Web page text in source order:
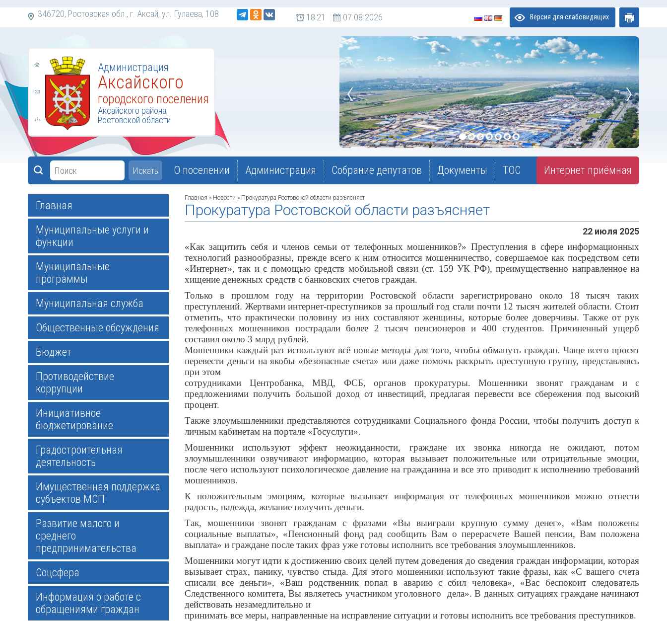
346720, Ростовская обл., г. Аксай, ул. Гулаева, 108 18 21 07.08.2026 Версия для слабовидящих
Администрация
Аксайского
городского поселения
Аксайского района
Ростовской области
Искать О поселении Администрация Собрание депутатов Документы ТОС Интернет приёмная
Главная
Муниципальные услуги и
функции
Муниципальные
программы
Муниципальная служба
Общественные обсуждения
Бюджет
Противодействие
коррупции
Инициативное
бюджетирование
Градостроительная
деятельность
Имущественная поддержка
субъектов МСП
Развитие малого и
среднего
предпринимательства
Соцсфера
Информация о работе с
обращениями граждан
Главная » Новости » Прокуратура Ростовской области разъясняет
Прокуратура Ростовской области разъясняет
22 июля 2025
«Как защитить себя и членов семьи от телефонных мошенников?» Преступления в сфере информационных
технологий разнообразны, прежде всего к ним относится мошенничество, совершаемое как посредством сети
«Интернет», так и с помощью средств мобильной связи (ст. 159 УК РФ), преимущественно направленное на
хищение денежных средств с банковских счетов граждан.
Только в прошлом году на территории Ростовской области зарегистрировано около 18 тысяч таких
преступлений. Жертвами интернет-преступников за прошлый год стали почти 12 тысяч жителей области. Стоит
отметить, что практически половину из них составляют женщины, которые более доверчивы. Также от рук
телефонных мошенников пострадали более 2 тысяч пенсионеров и 400 студентов. Причиненный ущерб
составил около 3 млрд рублей.
Мошенники каждый раз используют всё новые методы для того, чтобы обмануть граждан. Чаще всего просят
перевести деньги на якобы «безопасные счета» или даже помочь раскрыть преступную группу, представляясь
при этом
сотрудниками Центробанка, МВД, ФСБ, органов прокуратуры. Мошенники звонят гражданам и с
предложениями получить большой доход от инвестиций, предлагая перевести все сбережения под высокий
процент.
Также злоумышленники представляются сотрудниками Социального фонда России, чтобы получить доступ к
личным кабинетам на портале «Госуслуги».
Мошенники используют эффект неожиданности, граждане их звонка никогда не ожидают, потом
злоумышленники озвучивают информацию, которая вызывает положительные или отрицательные эмоции,
после чего используют психологическое давление на гражданина и все это приводит к исполнению требований
мошенников.
К положительным эмоциям, которые вызывает информация от телефонных мошенников можно отнести
радость, надежда, желание получить деньги.
Так, мошенники звонят гражданам с фразами «Вы выиграли крупную сумму денег», «Вам положены
социальные выплаты», «Пенсионный фонд рад сообщить Вам о перерасчете Вашей пенсии, Вам положена
выплата» и граждане после таких фраз уже готовы исполнить все требования злоумышленников.
Мошенники могут идти к достижению своих целей путем доведения до сведения граждан информации, которая
вызывает страх, панику, чувство стыда. Для этого мошенники используют такие фразы, как «С вашего счета
списали все деньги», «Ваш родственник попал в аварию с сбил человека», «Вас беспокоит следователь
Следственного комитета, Вы являетесь участником уголовного дела». В данных ситуациях граждане начинают
действовать незамедлительно и
принимать все меры, направленные на исправление ситуации и готовы исполнить все требования преступников.